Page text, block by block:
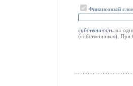
Финансовый
собственность на
(собственников).